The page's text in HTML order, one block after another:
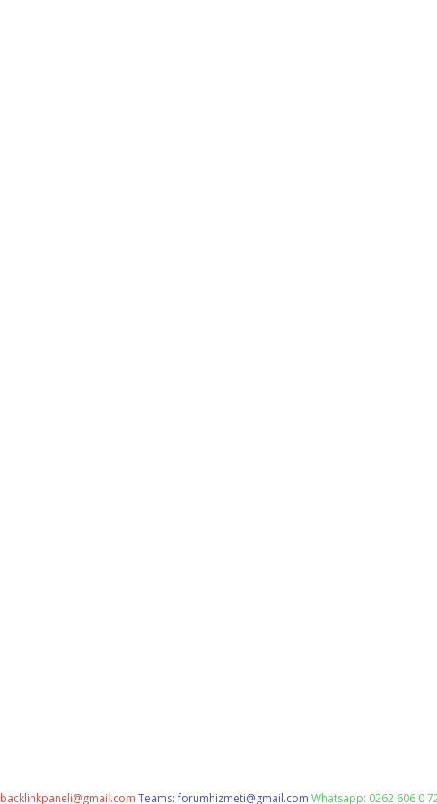
backlinkpaneli@gmail.com Teams:forumhizmeti@gmail.com Whatsapp: 0262 606 0